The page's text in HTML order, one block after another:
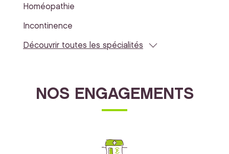
Homéopathie
Incontinence
Découvrir toutes les spécialités
NOS ENGAGEMENTS